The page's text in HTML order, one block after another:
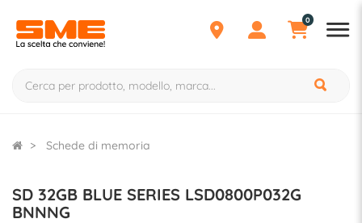
0
Schede di memoria
SD 32GB BLUE SERIES LSD0800P032G
BNNNG